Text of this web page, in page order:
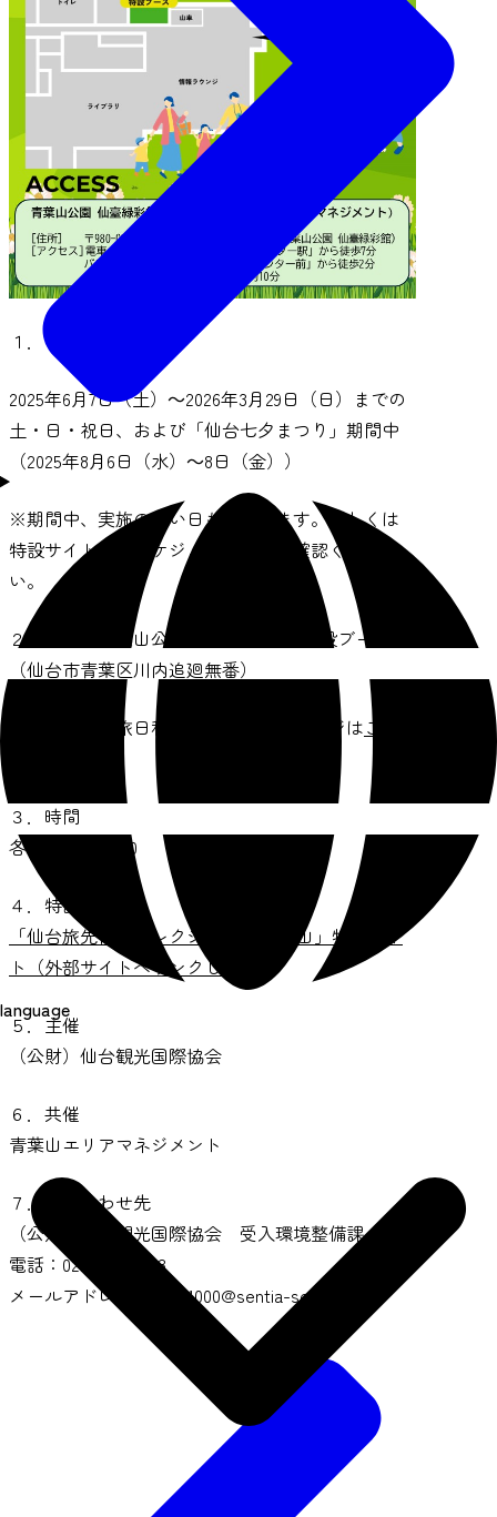
language
１．日時
2025年6月7日（土）～2026年3月29日（日）までの
土・日・祝日、および「仙台七夕まつり」期間中
（2025年8月6日（水）～8日（金））
※期間中、実施のない日もございます。詳しくは
特設サイト内のスケジュールよりご確認くださ
い。
２．場所 青葉山公園 仙臺緑彩館内 特設ブース
（仙台市青葉区川内追廻無番）
◎「せんだい旅日和」内の施設紹介ページはこち
３．時間
各日10:00～16:00
４．特設サイト
「仙台旅先体験コレクション in 青葉山」特設サイ
ト（外部サイトへリンクします）
５．主催
（公財）仙台観光国際協会
６．共催
青葉山エリアマネジメント
７．問い合わせ先
（公財）仙台観光国際協会 受入環境整備課
電話：022-302-5808
メールアドレス：Epro1000@sentia-sendai.jp